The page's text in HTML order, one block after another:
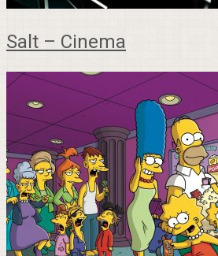
Salt – Cinema